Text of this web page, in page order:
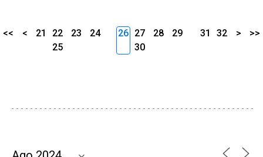
<< < 21 22 23
24
25
26 27 28
29
30
31 32 > >>